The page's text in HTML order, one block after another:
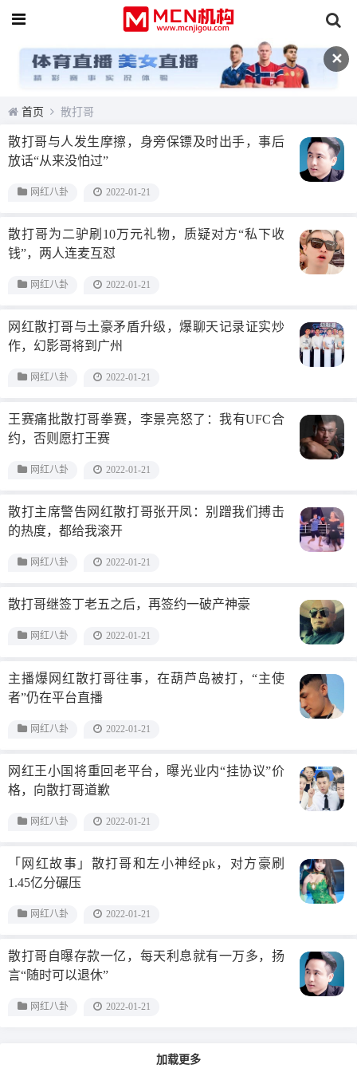
✕
首页 散打哥
散打哥与人发生摩擦，身旁保镖及时出手，事后
放话“从来没怕过”
网红八卦 2022-01-21
散打哥为二驴刷10万元礼物，质疑对方“私下收
钱”，两人连麦互怼
网红八卦 2022-01-21
网红散打哥与土豪矛盾升级，爆聊天记录证实炒
作，幻影哥将到广州
网红八卦 2022-01-21
王赛痛批散打哥拳赛，李景亮怒了：我有UFC合
约，否则愿打王赛
网红八卦 2022-01-21
散打主席警告网红散打哥张开凤：别蹭我们搏击
的热度，都给我滚开
网红八卦 2022-01-21
散打哥继签丁老五之后，再签约一破产神豪
网红八卦 2022-01-21
主播爆网红散打哥往事，在葫芦岛被打，“主使
者”仍在平台直播
网红八卦 2022-01-21
网红王小国将重回老平台，曝光业内“挂协议”价
格，向散打哥道歉
网红八卦 2022-01-21
「网红故事」散打哥和左小神经pk，对方豪刷
1.45亿分碾压
网红八卦 2022-01-21
散打哥自曝存款一亿，每天利息就有一万多，扬
言“随时可以退休”
网红八卦 2022-01-21
加载更多